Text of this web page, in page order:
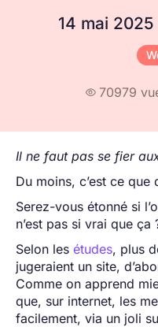
14 mai
 70979
Il ne faut pas se fier
Du moins, c’est ce
Serez-vous étonné si
n’est pas si vrai que ça
Selon les études, plus
jugeraient un site,
Comme on apprend
que, sur internet, les
facilement, via un joli